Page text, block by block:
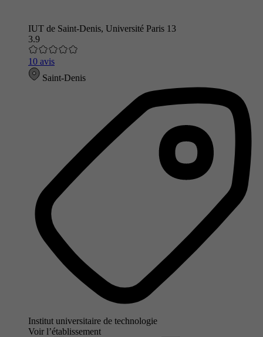
IUT de Saint-Denis, Université Paris 13
3.9
10 avis
Saint-Denis
Institut universitaire de technologie
Voir l’établissement